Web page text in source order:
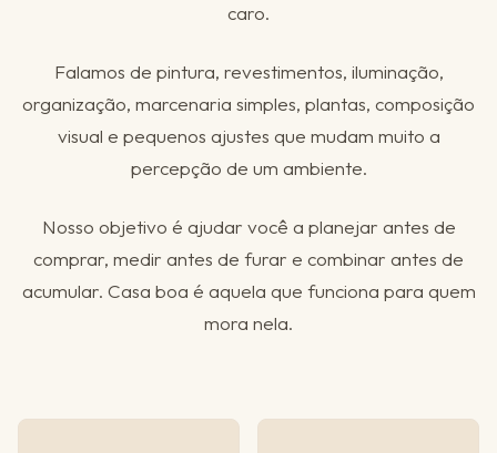
caro.
Falamos de pintura, revestimentos, iluminação,
organização, marcenaria simples, plantas, composição
visual e pequenos ajustes que mudam muito a
percepção de um ambiente.
Nosso objetivo é ajudar você a planejar antes de
comprar, medir antes de furar e combinar antes de
acumular. Casa boa é aquela que funciona para quem
mora nela.